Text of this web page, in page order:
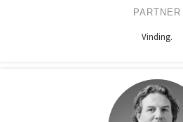
PARTNER
Vinding.